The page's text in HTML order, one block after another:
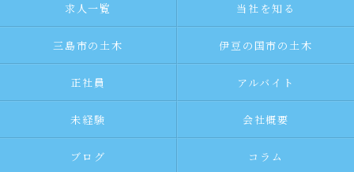
求人一覧 当社を知る
三島市の土木 伊豆の国市の土木
正社員 アルバイト
未経験 会社概要
ブログ コラム